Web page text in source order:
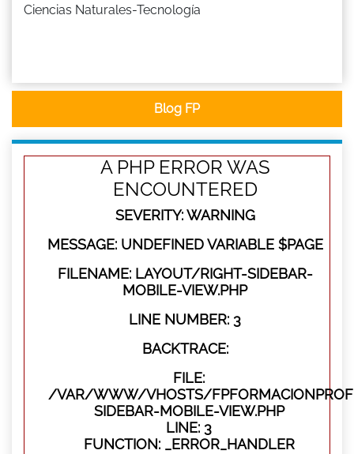
Ciencias Naturales-Tecnología
Blog FP
A PHP ERROR WAS
ENCOUNTERED
SEVERITY: WARNING
MESSAGE: UNDEFINED VARIABLE $PAGE
FILENAME: LAYOUT/RIGHT-SIDEBAR-
MOBILE-VIEW.PHP
LINE NUMBER: 3
BACKTRACE:
FILE:
/VAR/WWW/VHOSTS/
SIDEBAR-MOBILE-VIEW.PHP
LINE: 3
FUNCTION: _ERROR_HANDLER